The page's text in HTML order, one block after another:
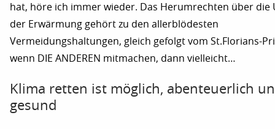
hat, höre ich immer wieder. Das Herumrechten über die
der Erwärmung gehört zu den allerblödesten
Vermeidungshaltungen, gleich gefolgt vom St.Florians-
wenn DIE ANDEREN mitmachen, dann vielleicht…
Klima retten ist möglich, abenteuerlich
gesund